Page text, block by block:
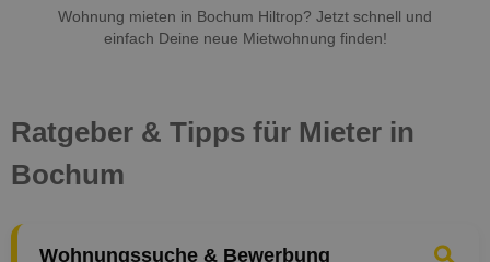
Wohnung mieten in Bochum Hiltrop? Jetzt schnell und
einfach Deine neue Mietwohnung finden!
Ratgeber & Tipps für Mieter in
Bochum
Wohnungssuche & Bewerbung